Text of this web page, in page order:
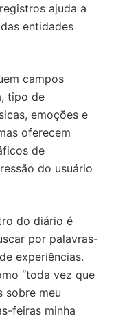
ajuda a
entidades
campos
tipo de
emoções e
oferecem
de
do usuário
do diário é
por palavras-
experiências.
“toda vez que
sobre meu
feiras minha